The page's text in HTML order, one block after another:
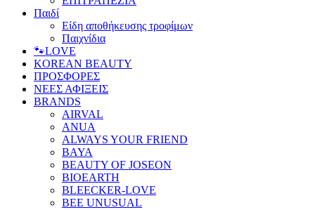
Παιδί
Είδη αποθήκευσης τροφίμων
Παιχνίδια
🐾LOVE
KOREAN BEAUTY
ΠΡΟΣΦΟΡΕΣ
ΝΕΕΣ ΑΦΙΞΕΙΣ
BRANDS
AIRVAL
ANUA
ALWAYS YOUR FRIEND
BAYA
BEAUTY OF JOSEON
BIOEARTH
BLEECKER-LOVE
BEE UNUSUAL